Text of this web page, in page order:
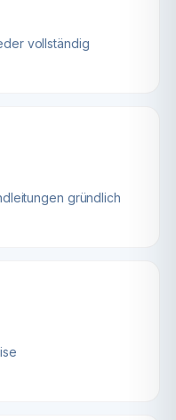
vollständig
gründlich